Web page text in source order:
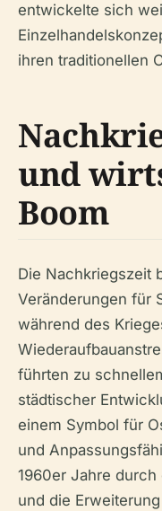
entwickelte sich
ihren traditionellen
und
Boom
Die Nachkriegszeit
Veränderungen für
während des
führten zu
städtischer
einem Symbol für
und
1960er Jahre durch
und die